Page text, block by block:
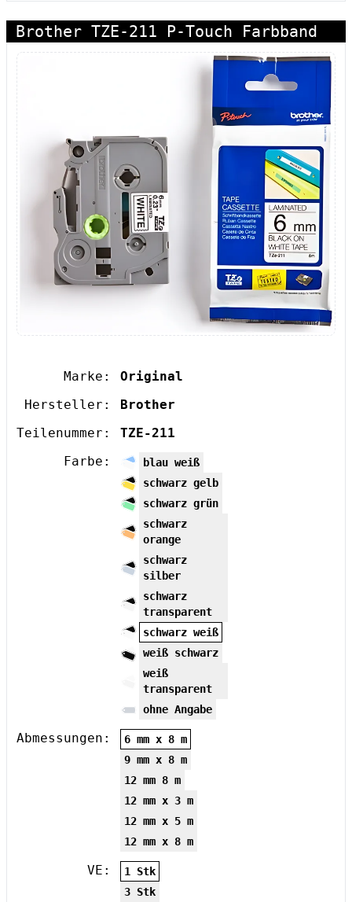
Brother TZE-211 P-Touch Farbband
Marke:
Original
Hersteller:
Brother
Teilenummer:
TZE-211
Farbe:
blau weiß
schwarz gelb
schwarz grün
schwarz
orange
schwarz
silber
schwarz
transparent
schwarz weiß
weiß schwarz
weiß
transparent
ohne Angabe
Abmessungen:
6 mm x 8 m
9 mm x 8 m
12 mm 8 m
12 mm x 3 m
12 mm x 5 m
12 mm x 8 m
VE:
1 Stk
3 Stk